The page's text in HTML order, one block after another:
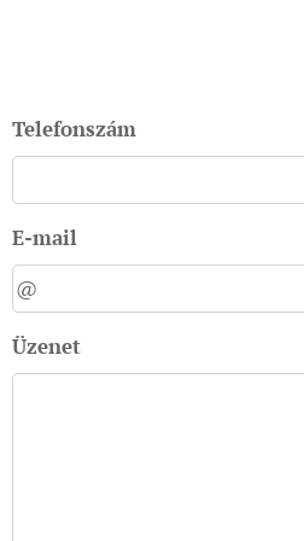
Telefonszám
E-mail
Üzenet